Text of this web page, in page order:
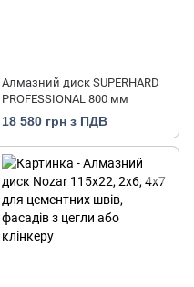
Алмазний диск SUPERHARD
PROFESSIONAL 800 мм
18 580 грн з ПДВ